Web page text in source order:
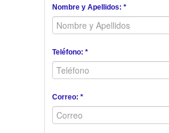
Nombre y Apellidos: *
Teléfono: *
Correo: *